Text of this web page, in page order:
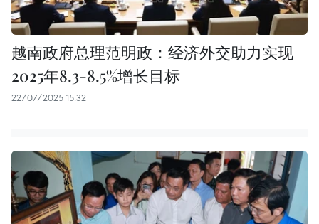
越南政府总理范明政：经济外交助力实现
2025年8.3-8.5%增长目标
22/07/2025 15:32